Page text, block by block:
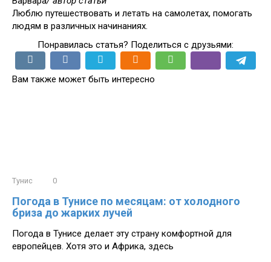
Люблю путешествовать и летать на самолетах, помогать
людям в различных начинаниях.
Понравилась статья? Поделиться с друзьями:
Вам также может быть интересно
Тунис 0
Погода в Тунисе по месяцам: от холодного
бриза до жарких лучей
Погода в Тунисе делает эту страну комфортной для
европейцев. Хотя это и Африка, здесь